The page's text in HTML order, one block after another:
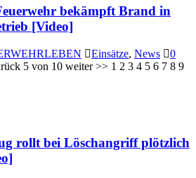
bekämpft Brand in
[Video]
Einsätze, News
0
5 von 10 weiter >> 1 2 3 4 5 6 7 8 9
rollt bei Löschangriff plötzlich